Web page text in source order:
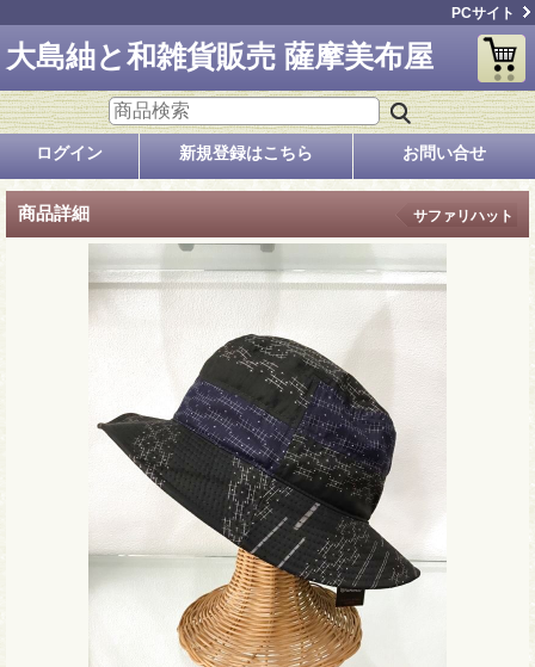
PCサイト
大島紬と和雑貨販売 薩摩美布屋
ログイン 新規登録はこちら お問い合せ
商品詳細 サファリハット